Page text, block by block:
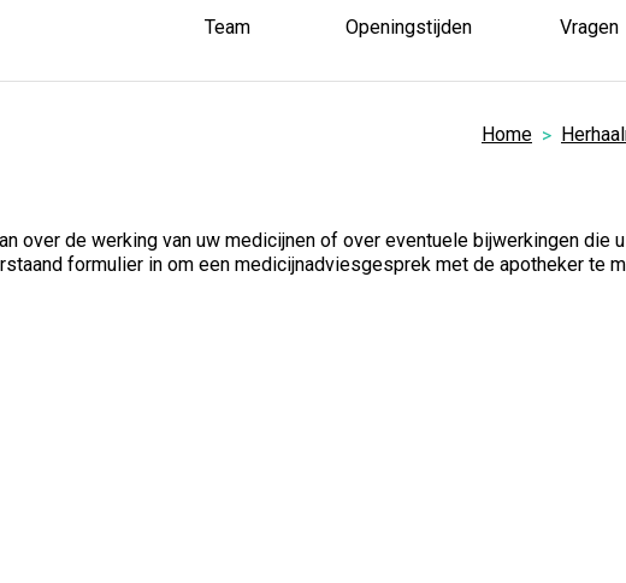
Team Openingstijden Vragen
Home
over de werking van uw medicijnen of over eventuele bijwerkingen die
formulier in om een medicijnadviesgesprek met de apotheker te